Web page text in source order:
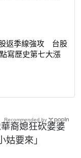
返季線強攻 台股
寫歷史第七大漲
裔媳狂砍婆婆
要來」
Recommended by